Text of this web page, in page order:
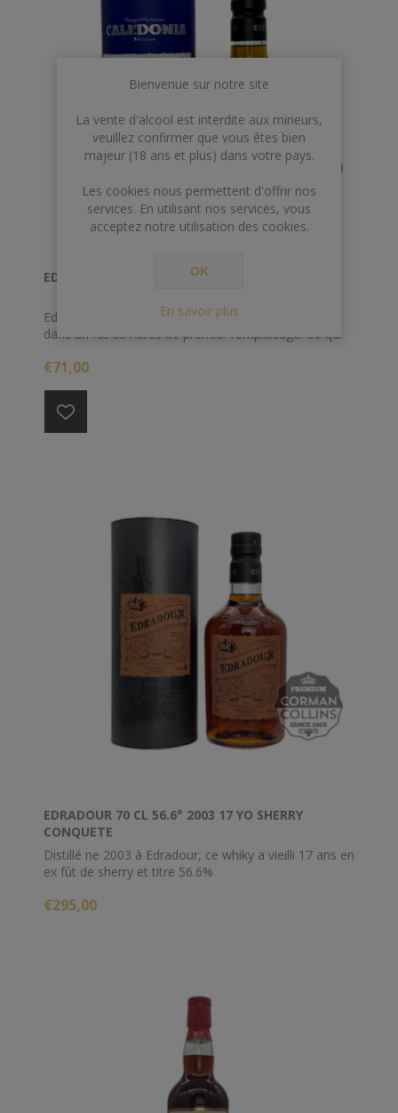
EDRADOUR 70 CL 46° 12 ANS CALEDONIA*
Edradour 12 ans Caledonia, une expression élevé
dans un fût de Xérès de premier remplissage. Ce qui
pour amateur de whisky riche et gourmand.
€71,00
EDRADOUR 70 CL 56.6° 2003 17 YO SHERRY
CONQUETE
Distillé ne 2003 à Edradour, ce whiky a vieilli 17 ans en
ex fût de sherry et titre 56.6%
€295,00
Bienvenue sur notre site
La vente d'alcool est interdite aux mineurs,
veuillez confirmer que vous êtes bien
majeur (18 ans et plus) dans votre pays.
Les cookies nous permettent d'offrir nos
services. En utilisant nos services, vous
acceptez notre utilisation des cookies.
OK
En savoir plus